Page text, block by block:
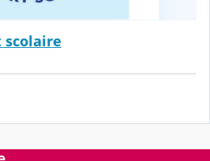
scolaire